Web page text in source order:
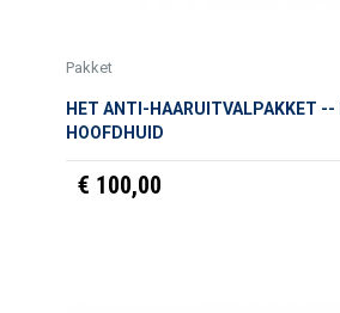
Pakket
HET ANTI-HAARUITVALPAKKET --
HOOFDHUID
€ 100,00